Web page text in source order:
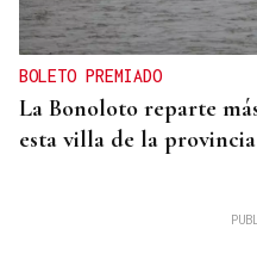
BOLETO PREMIADO
La Bonoloto reparte
esta villa de la